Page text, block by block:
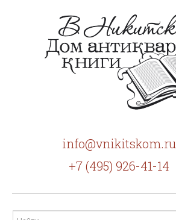
info@vnikitskom.ru
+7 (495) 926-41-14